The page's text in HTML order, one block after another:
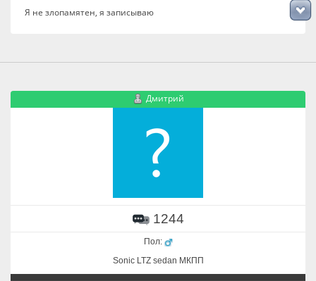
Я не злопамятен, я записываю
Дмитрий
1244
Пол:
Sonic LTZ sedan МКПП